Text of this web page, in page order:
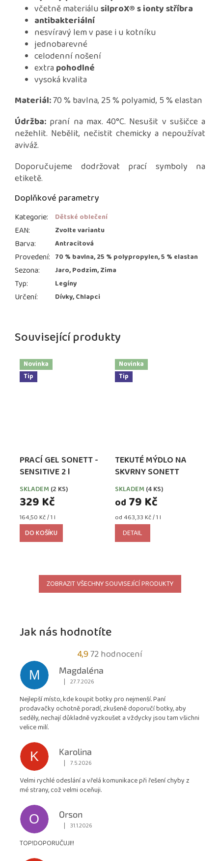
Související produkty
Novinka
Tip
PRACÍ GEL SONETT -
SENSITIVE 2 l
SKLADEM (2 KS)
329 Kč
Měrná
cena:
164,50 Kč / 1 l
DO KOŠÍKU
Novinka
Tip
TEKUTÉ MÝDLO NA
SKVRNY SONETT
SKLADEM (4 KS)
od 79 Kč
Měrná
cena:
od 463,33 Kč / 1 l
DETAIL
ZOBRAZIT VŠECHNY SOUVISEJÍCÍ PRODUKTY
včetně materiálusilproX®sionty stříbra
antibakteriální
nesvíravý lem v pase i u kotníku
jednobarevné
celodenní nošení
extrapohodlné
vysoká kvalita
Materiál:70 % bavlna, 25 % polyamid, 5 % elastan
Údržba: praní na max. 40°C. Nesušit v sušičce a
nežehlit. Nebělit, nečistit chemicky a nepoužívat
aviváž.
Doporučujeme dodržovat prací symboly na
etiketě.
Doplňkové parametry
Kategorie: Dětské oblečení
EAN: Zvolte variantu
Barva: Antracitová
Provedení: 70 % bavlna, 25 % polypropylen, 5 % elastan
Sezona: Jaro, Podzim, Zima
Typ: Legíny
Určení: Dívky, Chlapci
Jak nás hodnotíte
4,9Průměrné
hodnocení
obchodu
4,9
z
72 hodnocení
M
Magdaléna
Hodnocení obchodu je 5 z 5 hvězdiček.
| 27.7.2026
Nejlepší místo, kde koupit botky pro nejmenší. Paní
prodavačky ochotně poradí, zkušeně doporučí botky, aby
seděly, nechají důkladně vyzkoušet a vždycky jsou tam všichni
velice milí.
K
Karolina
Hodnocení obchodu je 5 z 5 hvězdiček.
| 7.5.2026
Velmi rychlé odeslání a vřelá komunikace při řešení chyby z
mé strany, což velmi oceňuji.
O
Orson
Hodnocení obchodu je 5 z 5 hvězdiček.
| 31.1.2026
TOP!DOPORUČUJI!!